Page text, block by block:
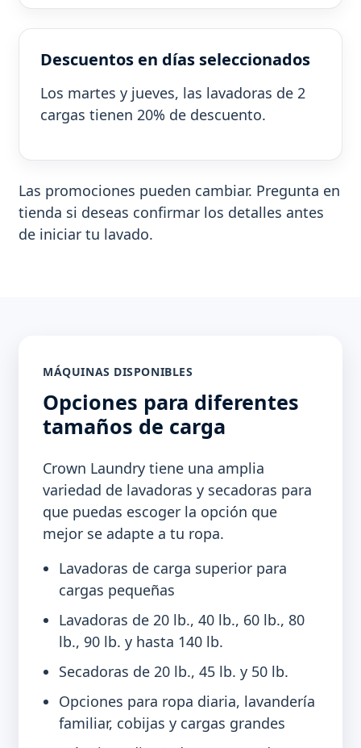
Descuentos en días seleccionados
Los martes y jueves, las lavadoras de 2
cargas tienen 20% de descuento.
Las promociones pueden cambiar. Pregunta en
tienda si deseas confirmar los detalles antes
de iniciar tu lavado.
MÁQUINAS DISPONIBLES
Opciones para diferentes
tamaños de carga
Crown Laundry tiene una amplia
variedad de lavadoras y secadoras para
que puedas escoger la opción que
mejor se adapte a tu ropa.
Lavadoras de carga superior para
cargas pequeñas
Lavadoras de 20 lb., 40 lb., 60 lb., 80
lb., 90 lb. y hasta 140 lb.
Secadoras de 20 lb., 45 lb. y 50 lb.
Opciones para ropa diaria, lavandería
familiar, cobijas y cargas grandes